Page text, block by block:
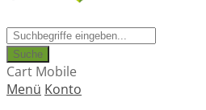
Suche
Cart Mobile
Menü Konto